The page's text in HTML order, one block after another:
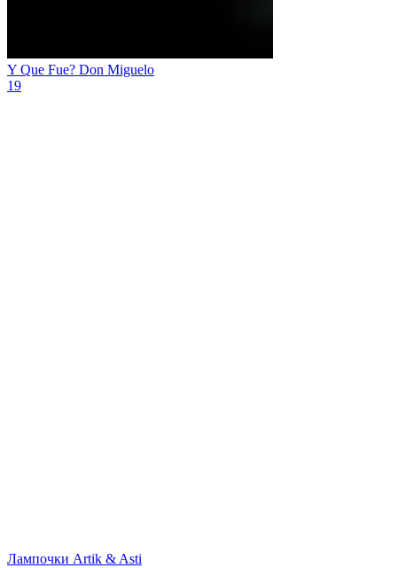
Y Que Fue? Don Miguelo
19
Лампочки Artik & Asti